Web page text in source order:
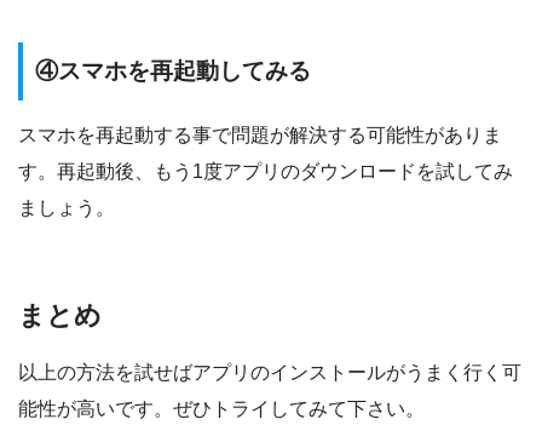
④スマホを再起動してみる
スマホを再起動する事で問題が解決する可能性がありま
す。再起動後、もう1度アプリのダウンロードを試してみ
ましょう。
まとめ
以上の方法を試せばアプリのインストールがうまく行く可
能性が高いです。ぜひトライしてみて下さい。